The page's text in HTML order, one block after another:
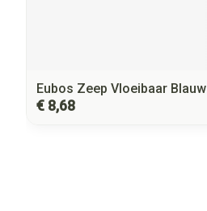
Eubos Zeep Vloeibaar
€ 8,68